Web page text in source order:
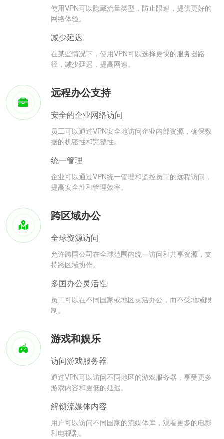
使用VPN可以隐藏流量类型，防止限速，提供更好的
网络体验。
减少延迟
在某些情况下，使用VPN可以选择更快的服务器路
径，减少延迟，提高网速。
远程办公支持
安全的企业网络访问
员工可以通过VPN安全地访问企业内部资源，确保数
据的机密性和完整性。
统一管理
企业可以通过VPN统一管理和监控员工的远程访问，
提高安全性和管理效率。
跨区域办公
全球资源访问
允许跨国公司在全球范围内统一访问和共享资源，支
持跨区域协作。
多国办公灵活性
员工可以在不同国家或地区灵活办公，而不受地域限
制。
游戏和娱乐
访问游戏服务器
通过VPN可以访问不同地区的游戏服务器，享受更多
游戏内容和更低的延迟。
解锁流媒体内容
用户可以访问不同国家的流媒体库，观看更多的电影
和电视剧。